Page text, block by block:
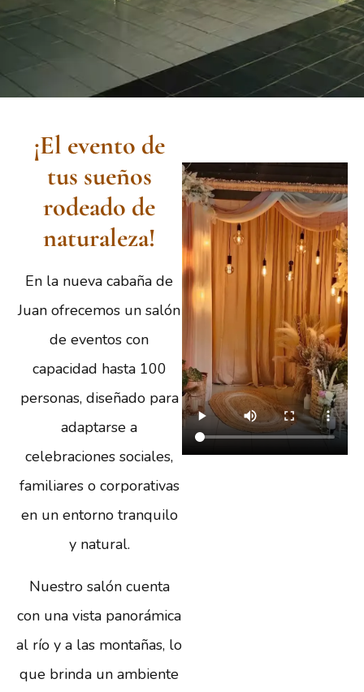
¡El evento de
tus sueños
rodeado de
naturaleza!
En la nueva cabaña de
Juan ofrecemos un salón
de eventos con
capacidad hasta 100
personas, diseñado para
adaptarse a
celebraciones sociales,
familiares o corporativas
en un entorno tranquilo
y natural.
Nuestro salón cuenta
con una vista panorámica
al río y a las montañas, lo
que brinda un ambiente